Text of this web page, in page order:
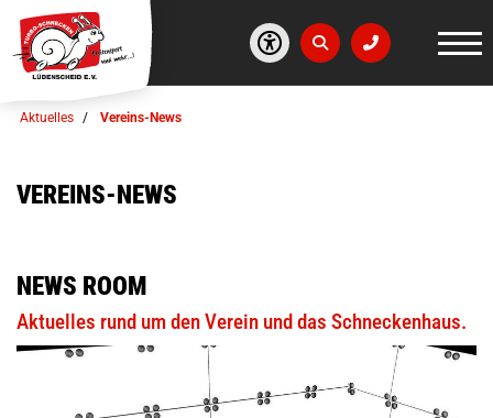
Aktuelles Vereins-News
VEREINS-NEWS
NEWS ROOM
Aktuelles rund um den Verein und das Schneckenhaus.